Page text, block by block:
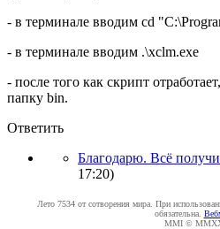
- в терминале вводим cd
- в терминале вводим .\xclm.exe
- после того как скрипт
папку bin.
Ответить
Благодарю. Всё
17:20)
Лето 7534 от сотворения мира. При
обязательна.
MMI ©